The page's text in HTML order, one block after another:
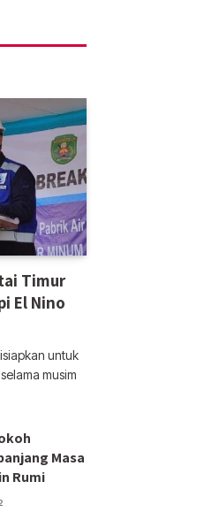
Timur
El Nino
untuk
musim
Masa
Rumi